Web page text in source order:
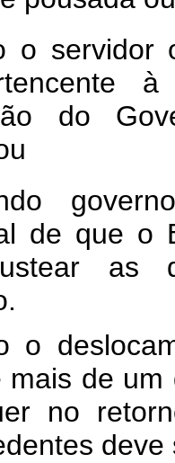
o servidor
do
de que o
as
mais de
no